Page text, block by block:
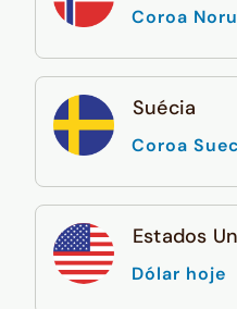
Coroa
Suécia
Coroa
Estados
Dólar hoje